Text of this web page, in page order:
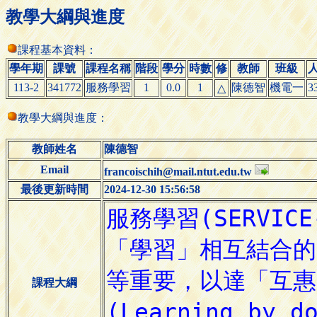
教學大綱與進度
課程基本資料：
學年期
課號 課程名稱 階段 學分 時數 修 教師 班級
113-2
341772 服務學習 1 0.0 1 △ 陳德智 機電一
教學大綱與進度：
教師姓名
陳德智
Email
francoischih@mail.ntut.edu.tw
最後更新時間
2024-12-30 15:56:58
課程大綱